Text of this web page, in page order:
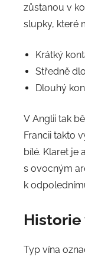
zůstanou v
slupky, které
Krátký
Středně
Dlouhý
V Anglii tak
Francii takto
bílé. Klaret je
s ovocným
k
Typ vína